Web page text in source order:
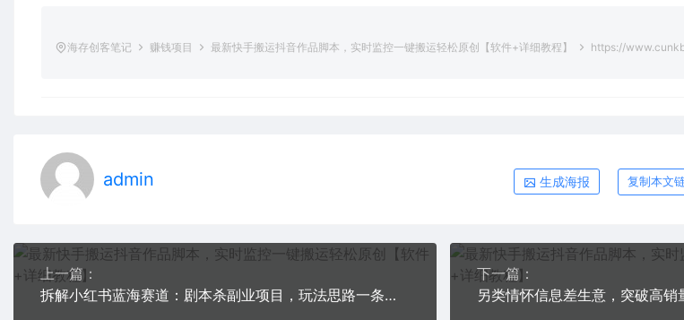
海存创客笔记 赚钱项目 最新快手搬运抖音作品脚本，实时监控一键搬运轻松原创【软件+详细教程】 https://
admin 生成海报 复制本文
上一篇：
拆解小红书蓝海赛道：剧本杀副业项目，玩法思路一条龙分享给你【1节视频】
下一篇：
另类情怀信息差生意，突破高